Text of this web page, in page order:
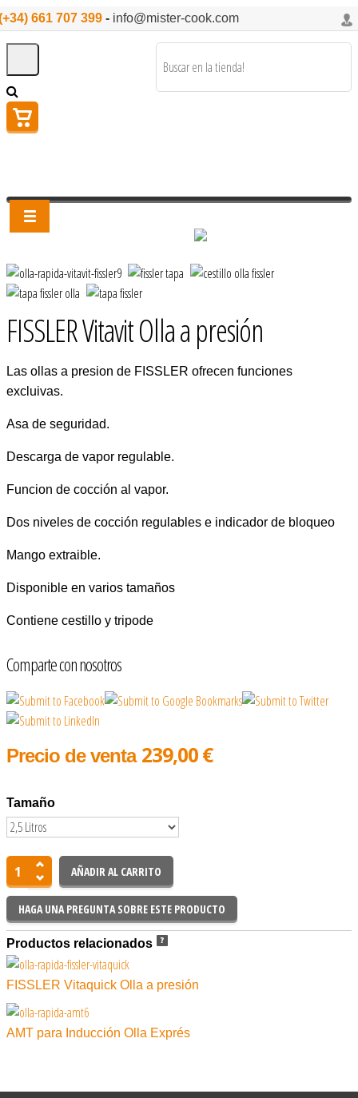
661 707 399 - info@mister-cook.com
FISSLER Vitavit Olla a presión
Las ollas a presion de FISSLER ofrecen funciones
excluivas.
Asa de seguridad.
Descarga de vapor regulable.
Funcion de cocción al vapor.
Dos niveles de cocción regulables e indicador de bloqueo
Mango extraible.
Disponible en varios tamaños
Contiene cestillo y tripode
Comparte con nosotros
Precio de venta 239,00 €
Tamaño
HAGA UNA PREGUNTA SOBRE ESTE PRODUCTO
Productos relacionados
FISSLER Vitaquick Olla a presión
AMT para Inducción Olla Exprés